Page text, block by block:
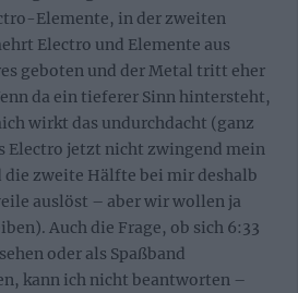
Elemente, in der zweiten
Electro und Elemente aus
geboten und der Metal tritt eher
da ein tieferer Sinn hintersteht,
wirkt das undurchdacht (ganz
Electro jetzt nicht zwingend mein
zweite Hälfte bei mir deshalb
auslöst – aber wir wollen ja
Auch die Frage, ob sich 6:33
oder als Spaßband
kann ich nicht beantworten –